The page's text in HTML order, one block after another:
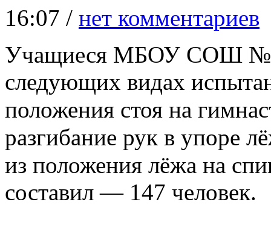
16:07 / нет комментариев
Учащиеся МБОУ СОШ №
следующих видах
положения стоя на
разгибание рук в упоре
из положения лёжа на
составил — 147 человек.